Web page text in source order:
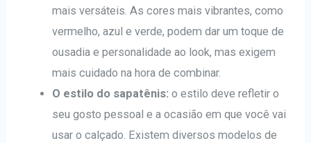
mais versáteis. As cores mais vibrantes, como
vermelho, azul e verde, podem dar um toque de
ousadia e personalidade ao look, mas exigem
mais cuidado na hora de combinar.
O estilo do sapatênis: o estilo deve refletir o
seu gosto pessoal e a ocasião em que você vai
usar o calçado. Existem diversos modelos de